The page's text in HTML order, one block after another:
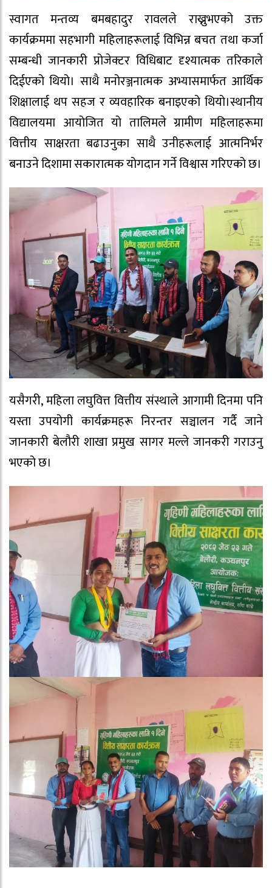
स्वागत मन्तव्य बमबहादुर रावलले राख्नुभएको उक्त
कार्यक्रममा सहभागी महिलाहरूलाई विभिन्न बचत तथा कर्जा
सम्बन्धी जानकारी प्रोजेक्टर विधिबाट दृश्यात्मक तरिकाले
दिईएको थियो। साथै मनोरञ्जनात्मक अभ्यासमार्फत आर्थिक
शिक्षालाई थप सहज र व्यवहारिक बनाइएको थियो।स्थानीय
विद्यालयमा आयोजित यो तालिमले ग्रामीण महिलाहरूमा
वित्तीय साक्षरता बढाउनुका साथै उनीहरूलाई आत्मनिर्भर
बनाउने दिशामा सकारात्मक योगदान गर्ने विश्वास गरिएको छ।
यसैगरी, महिला लघुवित्त वित्तीय संस्थाले आगामी दिनमा पनि
यस्ता उपयोगी कार्यक्रमहरू निरन्तर सञ्चालन गर्दै जाने
जानकारी बेलौरी शाखा प्रमुख सागर मल्ले जानकरी गराउनु
भएको छ।